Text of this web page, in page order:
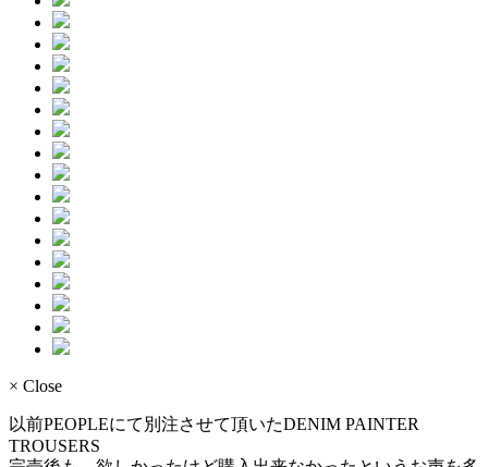
× Close
以前PEOPLEにて別注させて頂いたDENIM PAINTER
TROUSERS